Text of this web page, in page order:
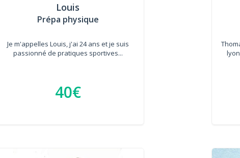
Louis
Prépa physique
Je m'appelles Louis, j'ai 24 ans et je suis
passionné de pratiques sportives...
40€